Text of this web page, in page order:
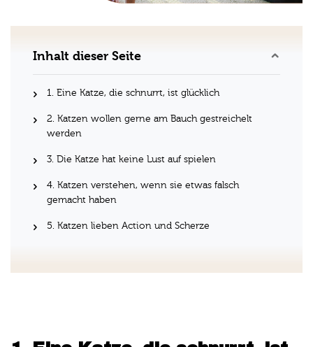
Inhalt dieser Seite
1. Eine Katze, die schnurrt, ist glücklich
2. Katzen wollen gerne am Bauch gestreichelt
werden
3. Die Katze hat keine Lust auf spielen
4. Katzen verstehen, wenn sie etwas falsch
gemacht haben
5. Katzen lieben Action und Scherze